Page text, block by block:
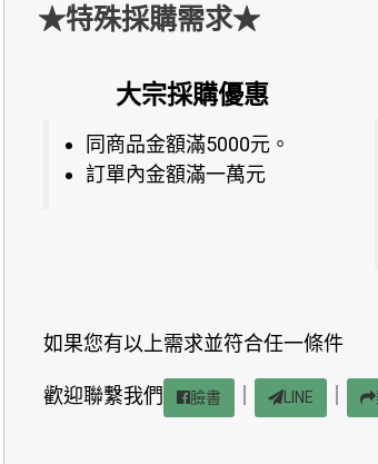
★特殊採購需求★
大宗採購優惠
同商品金額滿5000元。
訂單內金額滿一萬元
如果您有以上需求並符合任一條件
歡迎聯繫我們 臉書 LINE